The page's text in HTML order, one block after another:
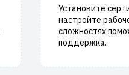
Установите
настройте
сложностях
поддержка.